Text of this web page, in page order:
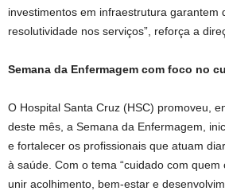
investimentos em infraestrutura garantem
resolutividade nos serviços”, reforça a
Semana da Enfermagem com foco no
O Hospital Santa Cruz (HSC) promoveu,
deste mês, a Semana da Enfermagem,
e fortalecer os profissionais que atuam
à saúde. Com o tema “cuidado com quem
unir acolhimento, bem-estar e